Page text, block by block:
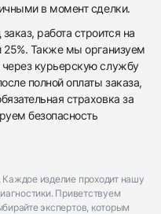
в момент сделки.
работа строится на
25%. Также мы организуем
курьерскую службу
полной оплаты заказа,
страховка за
безопасность
изделие проходит нашу
Приветствуем
экспертов, которым